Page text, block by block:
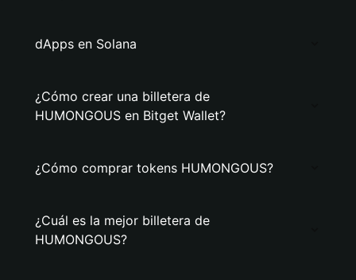
dApps en Solana
¿Cómo crear una billetera de
HUMONGOUS en Bitget Wallet?
¿Cómo comprar tokens HUMONGOUS?
¿Cuál es la mejor billetera de
HUMONGOUS?